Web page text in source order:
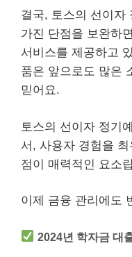
결국, 토스의 선이자
가진 단점을 보완하
서비스를 제공하고
품은 앞으로도 많은
믿어요.
토스의 선이자 정기
서, 사용자 경험을
점이 매력적인 요소
이제 금융 관리에도
2024년 학자금 대